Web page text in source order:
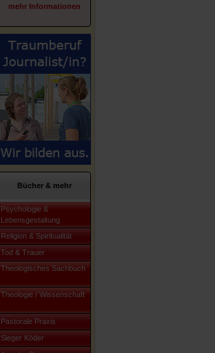
mehr Informationen
Bücher & mehr
Psychologie &
Lebensgestaltung
Religion & Spiritualität
Tod & Trauer
Theologisches Sachbuch
Theologie / Wissenschaft
Pastorale Praxis
Sieger Köder